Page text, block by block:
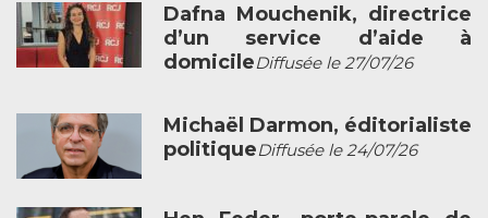
Dafna Mouchenik, directrice
d’un service d’aide à
domicileDiffusée le 27/07/26
Michaël Darmon, éditorialiste
politiqueDiffusée le 24/07/26